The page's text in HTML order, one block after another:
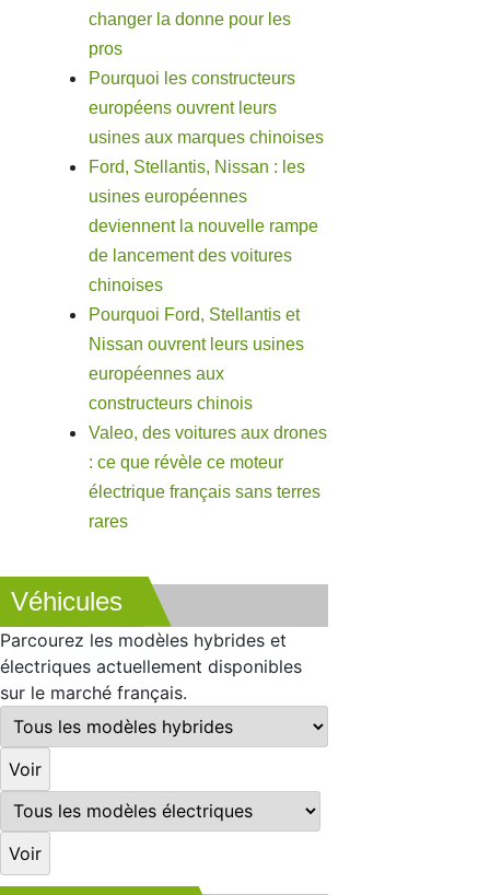
changer la donne pour les
pros
Pourquoi les constructeurs
européens ouvrent leurs
usines aux marques chinoises
Ford, Stellantis, Nissan : les
usines européennes
deviennent la nouvelle rampe
de lancement des voitures
chinoises
Pourquoi Ford, Stellantis et
Nissan ouvrent leurs usines
européennes aux
constructeurs chinois
Valeo, des voitures aux drones
: ce que révèle ce moteur
électrique français sans terres
rares
Véhicules
Parcourez les modèles hybrides et
électriques actuellement disponibles
sur le marché français.